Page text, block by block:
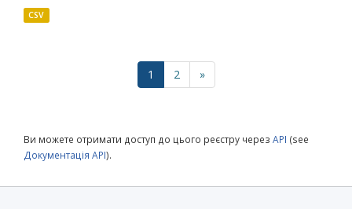
CSV
1 2 »
Ви можете отримати доступ до цього реєстру через API (see
Документація API).